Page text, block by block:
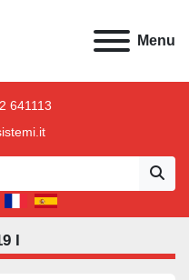
Menu
641113
I